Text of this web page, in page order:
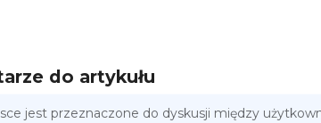
do artykułu
jest przeznaczone do dyskusji między